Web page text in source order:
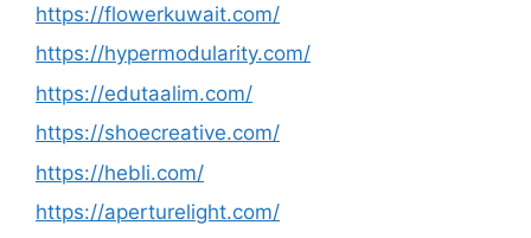
https://flowerkuwait.com/
https://hypermodularity.com/
https://edutaalim.com/
https://shoecreative.com/
https://hebli.com/
https://aperturelight.com/